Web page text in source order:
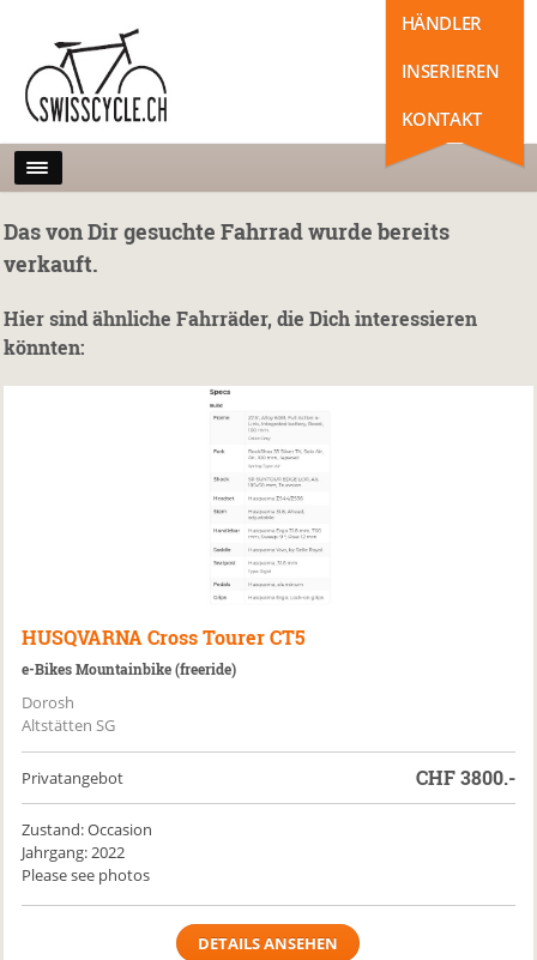
HÄNDLER
INSERIEREN
KONTAKT
Das von Dir gesuchte Fahrrad wurde bereits
verkauft.
Hier sind ähnliche Fahrräder, die Dich interessieren
könnten:
HUSQVARNA Cross Tourer CT5
e-Bikes Mountainbike (freeride)
Dorosh
Altstätten SG
Privatangebot CHF3800.-
Zustand: Occasion
Jahrgang: 2022
Please see photos
DETAILS ANSEHEN